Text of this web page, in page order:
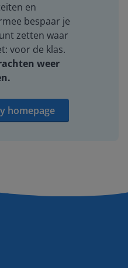
en
bespaar je
zetten waar
voor de klas.
weer
homepage